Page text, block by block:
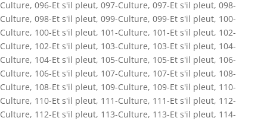
Culture, 096-Et s'il pleut, 097-Culture, 097-Et s'il pleut, 098-
Culture, 098-Et s'il pleut, 099-Culture, 099-Et s'il pleut, 100-
Culture, 100-Et s'il pleut, 101-Culture, 101-Et s'il pleut, 102-
Culture, 102-Et s'il pleut, 103-Culture, 103-Et s'il pleut, 104-
Culture, 104-Et s'il pleut, 105-Culture, 105-Et s'il pleut, 106-
Culture, 106-Et s'il pleut, 107-Culture, 107-Et s'il pleut, 108-
Culture, 108-Et s'il pleut, 109-Culture, 109-Et s'il pleut, 110-
Culture, 110-Et s'il pleut, 111-Culture, 111-Et s'il pleut, 112-
Culture, 112-Et s'il pleut, 113-Culture, 113-Et s'il pleut, 114-